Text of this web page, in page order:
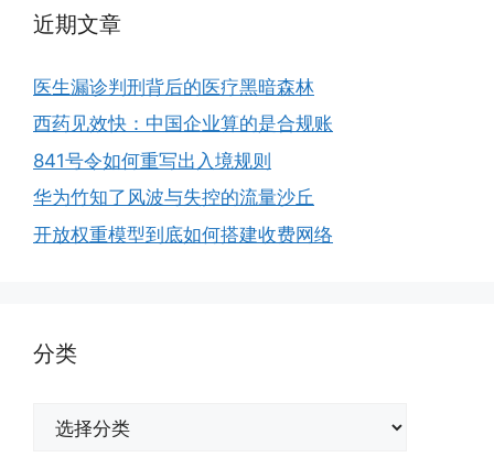
近期文章
医生漏诊判刑背后的医疗黑暗森林
西药见效快：中国企业算的是合规账
841号令如何重写出入境规则
华为竹知了风波与失控的流量沙丘
开放权重模型到底如何搭建收费网络
分类